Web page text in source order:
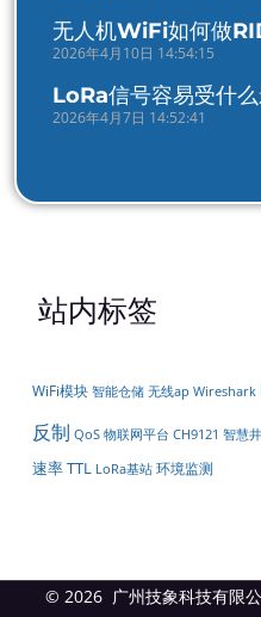
无人机WiFi如何做
2026年4月10日 14:54:15
LoRa信号容易受什
2026年4月7日 14:52:41
站内标签
WiFi模块 智能仓储 无线ap Wireshark
反制 QoS 物联网平台 CH9121 智慧
速率TTL LoRa基站 环境监测
© 2026 广州技象科技有限